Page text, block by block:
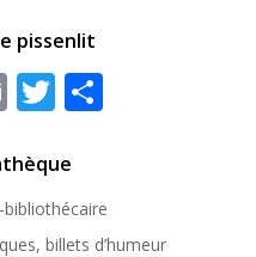
pissenlit
EmailTwitter
bibliothécaire
billets d’humeur